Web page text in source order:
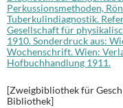
Perkussionsmethoden,
Tuberkulindiagnostik.
Gesellschaft für
1910. Sonderdruck aus:
Wochenschrift. Wien:
Hofbuchhandlung 1911.
[Zweigbibliothek für
Bibliothek]